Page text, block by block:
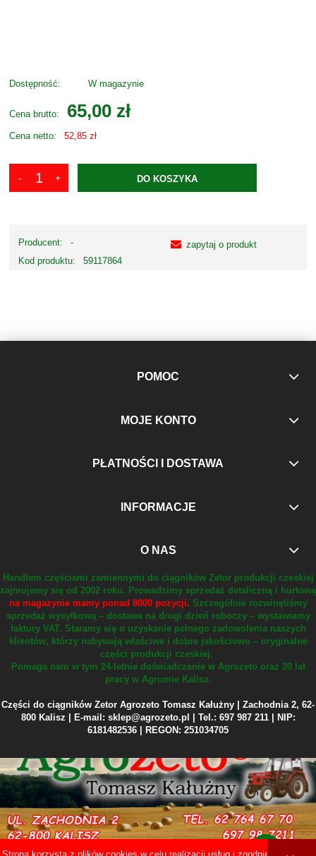
Dostępność: W magazynie
Cena brutto: 65,00 zł
Cena netto: 52,85 zł
DO KOSZYKA
Producent:
-
Kod produktu:
59117864
zapytaj o produkt
POMOC
MOJE KONTO
PŁATNOŚCI I DOSTAWA
INFORMACJE
O NAS
Handlem częściami zamiennymi do ciągników Zetor produkcji czeskiej
zajmujemy się od 2002 roku. Prowadzimy sprzedaż detaliczną i hurtową
na magazynie mamy ponad 8000 pozycji. Szczególnie rozwinęliśmy
sprzedaż wysyłkową – dostawa na drugi dzień roboczy – wystawiamy
faktury VAT. Staramy się o uzyskanie pełnego zadowolenia naszych
klientów, którzy nabywają właściwe i dobre jakościowo – oryginalne
części produkcji czeskiej.
Pomaga nam w tym 24-letnie doświadczenie w Agrozeto oraz 20 lat
pracy w Agromie Kalisz.
Części do ciągników Zetor Agrozeto Tomasz Kałużny | Zachodnia 2, 62-
800 Kalisz | E-mail: sklep@agrozeto.pl | Tel.: 697 987 211 | NIP:
6181482536 | REGON: 251034705